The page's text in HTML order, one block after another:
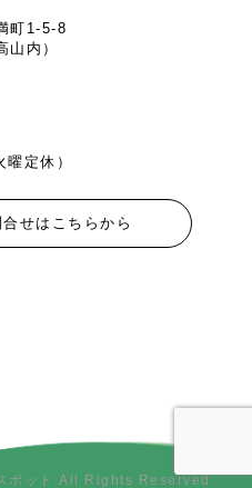
町1-5-8
山内）
定休）
せはこちらから
ポット All Rights Reserved